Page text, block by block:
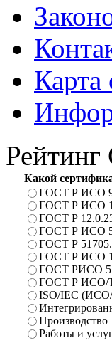
Карта
Рейтинг
Какой
ГОСТ Р ИСО
ГОСТ Р ИСО
ГОСТ Р
ГОСТ Р ИСО
ГОСТ Р
ГОСТ Р ИСО
ГОСТ РИСО
ГОСТ Р ИСО/
ISO/IEC
Производство
Работы и